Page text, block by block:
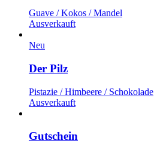
Guave / Kokos / Mandel
Ausverkauft
Neu
Der Pilz
Pistazie / Himbeere / Schokolade
Ausverkauft
Gutschein